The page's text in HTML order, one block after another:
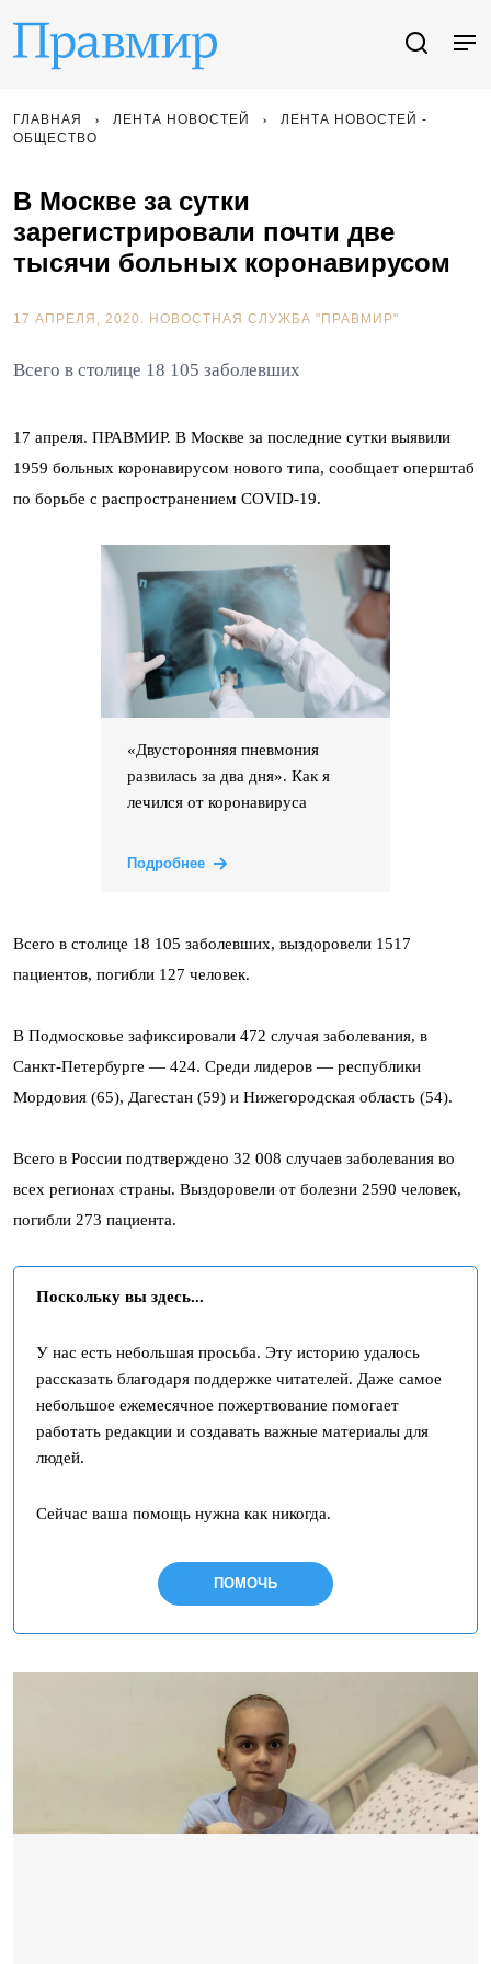
ГЛАВНАЯ ЛЕНТА НОВОСТЕЙ
ЛЕНТА НОВОСТЕЙ -
ОБЩЕСТВО
В Москве за сутки
зарегистрировали почти две
тысячи больных коронавирусом
17 АПРЕЛЯ, 2020. НОВОСТНАЯ СЛУЖБА "ПРАВМИР"
Всего в столице 18 105 заболевших
17 апреля. ПРАВМИР. В Москве за последние сутки выявили
1959 больных коронавирусом нового типа, сообщает оперштаб
по борьбе с распространением COVID-19.
«Двусторонняя пневмония
развилась за два дня». Как я
лечился от коронавируса
Подробнее
Всего в столице 18 105 заболевших, выздоровели 1517
пациентов, погибли 127 человек.
В Подмосковье зафиксировали 472 случая заболевания, в
Санкт-Петербурге — 424. Среди лидеров — республики
Мордовия (65), Дагестан (59) и Нижегородская область (54).
Всего в России подтверждено 32 008 случаев заболевания во
всех регионах страны. Выздоровели от болезни 2590 человек,
погибли 273 пациента.
Поскольку вы здесь...
У нас есть небольшая просьба. Эту историю удалось
рассказать благодаря поддержке читателей. Даже самое
небольшое ежемесячное пожертвование помогает
работать редакции и создавать важные материалы для
людей.
Сейчас ваша помощь нужна как никогда.
ПОМОЧЬ